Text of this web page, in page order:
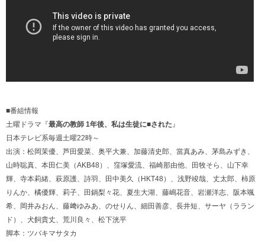
■番組情報
土曜ドラマ『最高の教師 1年後、私は生徒に■された』
日本テレビ系毎週土曜22時～
出演：松岡茉優、芦田愛菜、奥平大兼、加藤清史郎、當真あみ、茅島みずき、
山時聡真、本田仁美（AKB48）、窪塚愛流、福崎那由他、田牧そら、山下幸
輝、寺本莉緒、萩原護、詩羽、田中美久（HKT48）、浅野竣哉、丈太郎、柿原
りんか、橘優輝、莉子、田鍋梨々花、夏生大湖、藤嶋花音、岩瀬洋志、阪本颯
希、岡井みおん、藤﨑ゆみあ、のせりん、細田善彦、長井短、サーヤ（ララン
ド）、犬飼貴丈、荒川良々、松下洸平
脚本：ツバキマサタカ